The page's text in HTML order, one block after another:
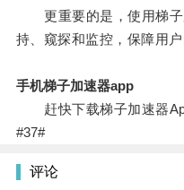
更重要的是，使用梯子
持、窥探和监控，保障用户
手机梯子加速器app
赶快下载梯子加速器
#37#
评论